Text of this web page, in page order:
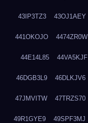
43IP3TZ3 43OJ1AEY
441OKOJO 4474ZR0W
44E14L85 44VA5KJF
46DGB3L9 46DLKJV6
47JMVITW 47TRZS70
49R1GYE9 49SPF3MJ